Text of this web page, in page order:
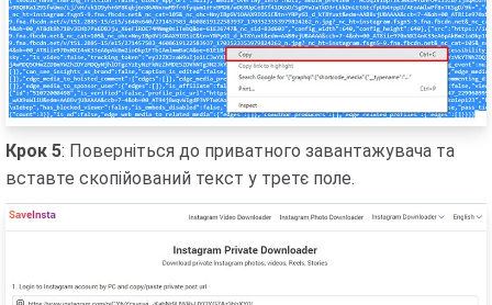
Крок 5: Поверніться до приватного завантажувача та
вставте скопійований текст у третє поле.